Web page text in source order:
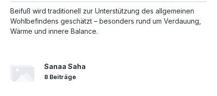
Beifuß wird traditionell zur Unterstützung des allgemeinen
Wohlbefindens geschätzt – besonders rund um Verdauung,
Wärme und innere Balance.
Sanaa Saha
8 Beiträge